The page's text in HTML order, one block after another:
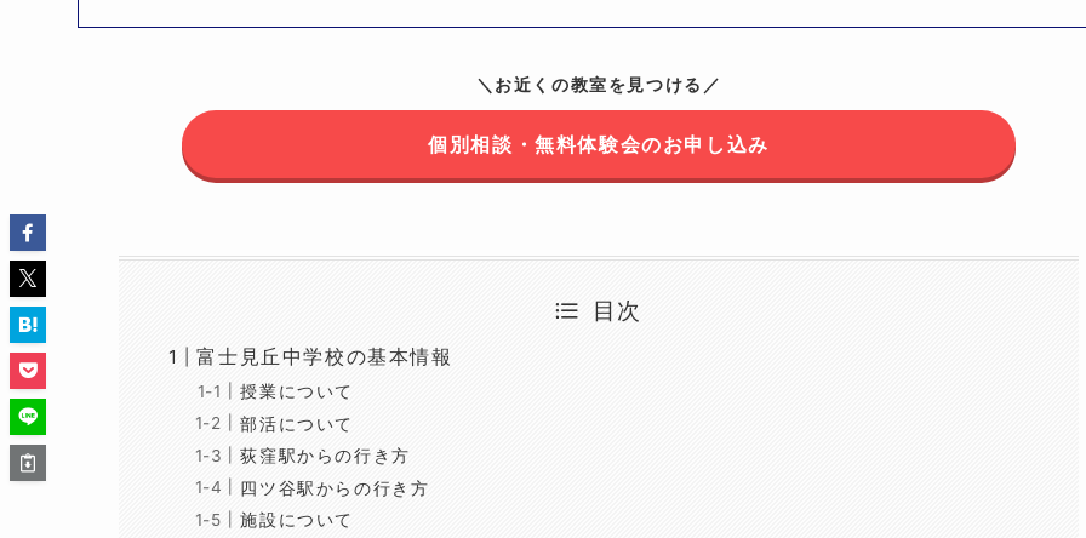
＼お近くの教室を見つける／
個別相談・無料体験会のお申し込み
目次
富士見丘中学校の基本情報
授業について
部活について
荻窪駅からの行き方
四ツ谷駅からの行き方
施設について